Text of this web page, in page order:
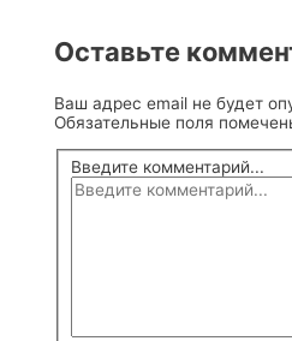
Оставьте
Ваш адрес email не будет
Обязательные поля
Введите комментарий...